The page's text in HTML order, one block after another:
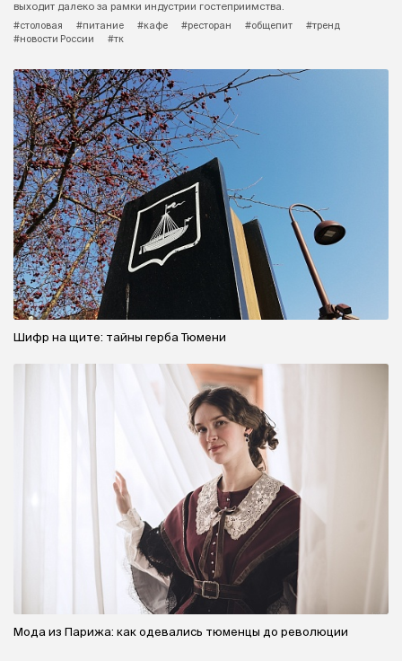
выходит далеко за рамки индустрии гостеприимства.
#столовая
#питание #кафе #ресторан #общепит
#тренд
#новости России
#тк
Шифр на щите: тайны герба Тюмени
Мода из Парижа: как одевались тюменцы до революции